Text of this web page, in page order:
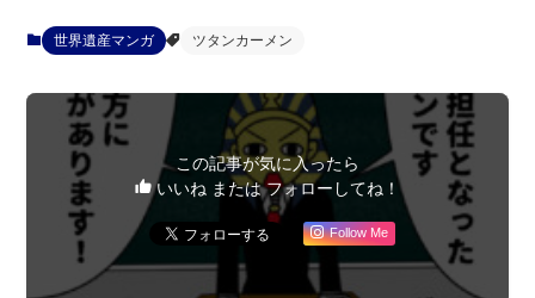
世界遺産マンガ ツタンカーメン
この記事が気に入ったら
いいね または フォローしてね！
Follow Me